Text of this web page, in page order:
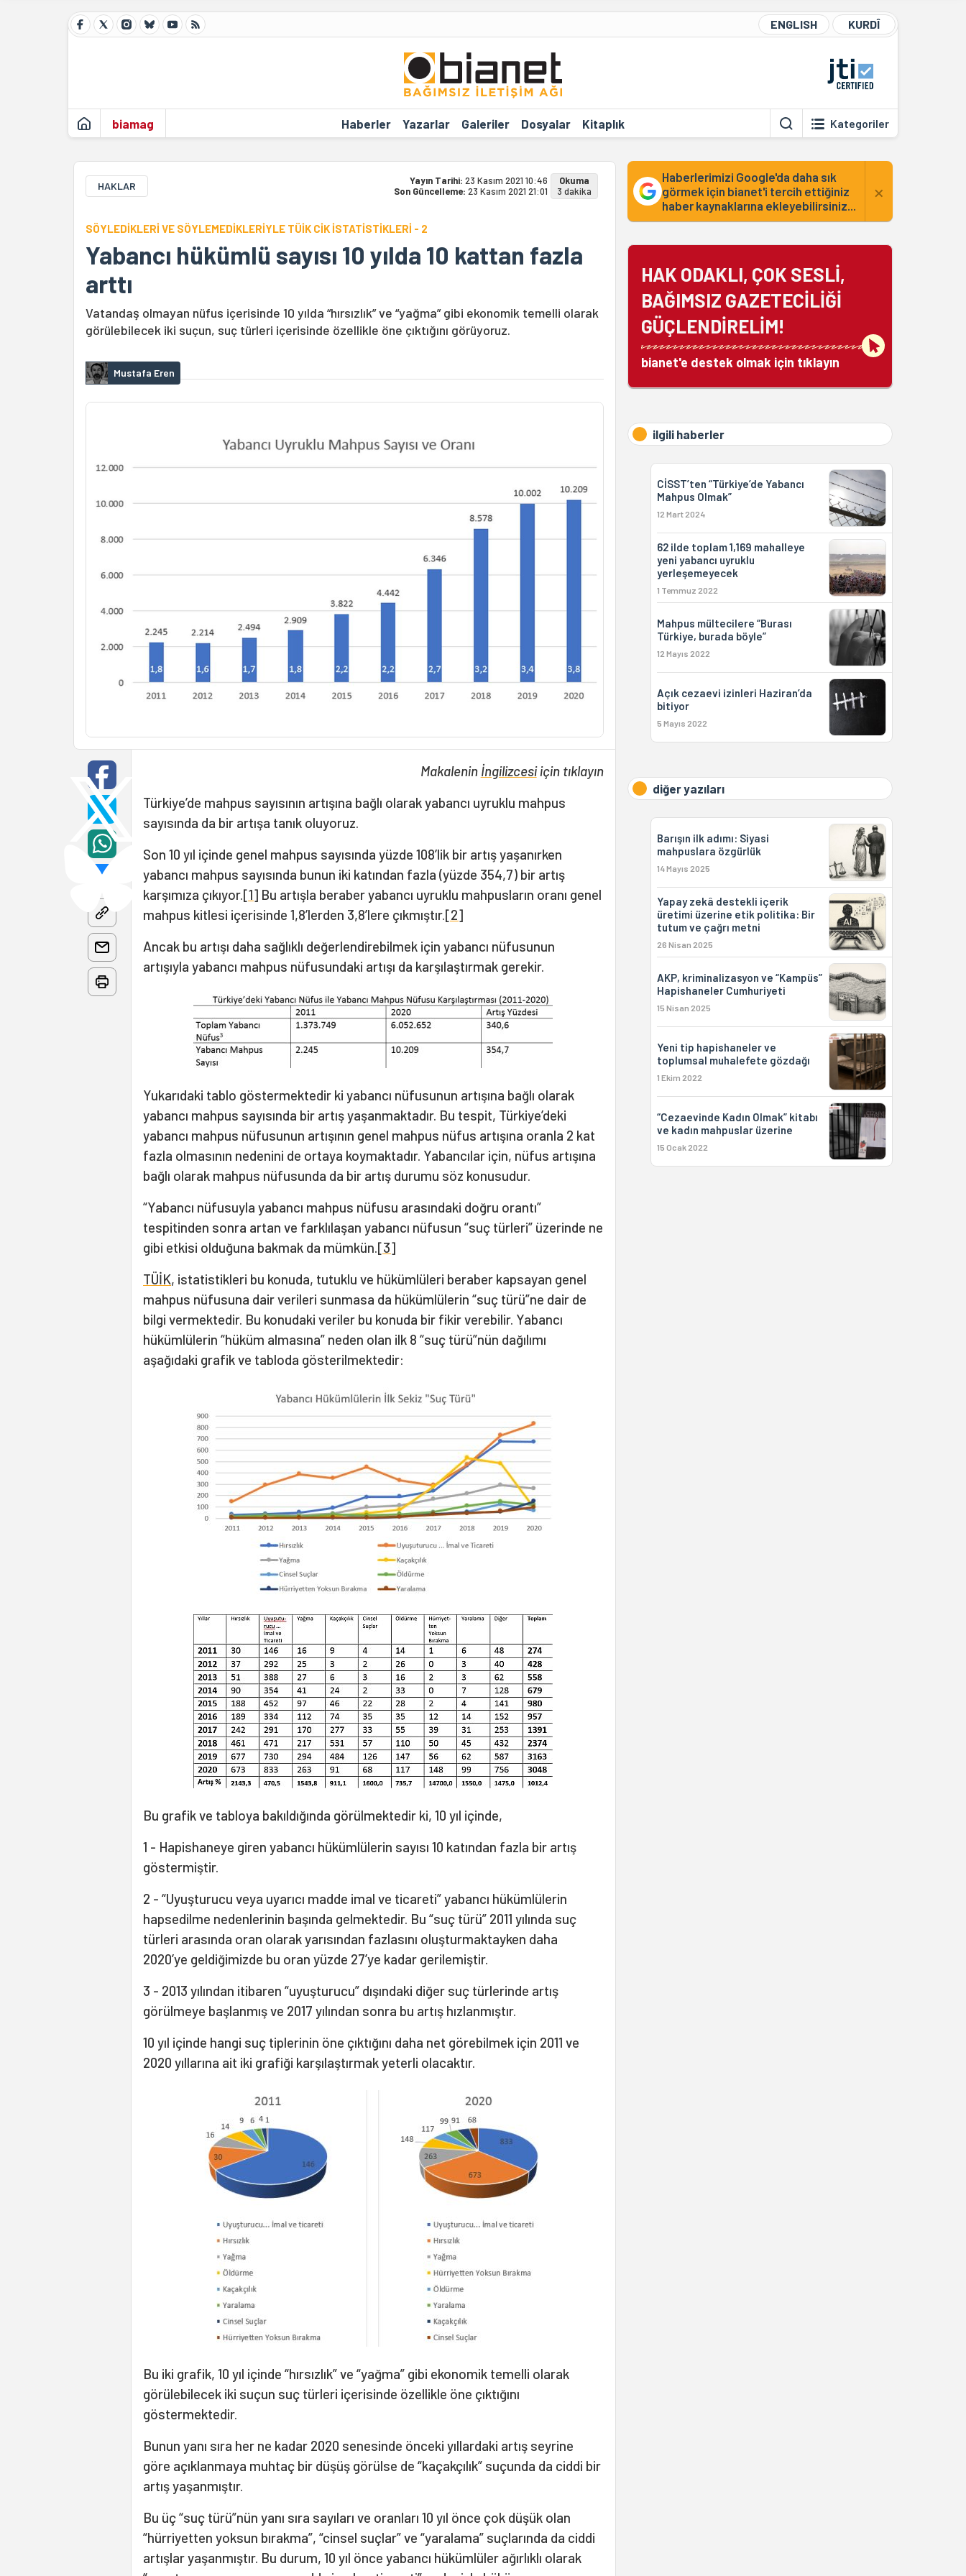
ENGLISH KURDÎ
biamag Haberler Yazarlar Galeriler Dosyalar Kitaplık Kategoriler
HAKLAR Yayın Tarihi: 23 Kasım 2021 10:46
Son Güncelleme: 23 Kasım 2021 21:01
Okuma
3 dakika
SÖYLEDİKLERİ VE SÖYLEMEDİKLERİYLE TÜİK CİK İSTATİSTİKLERİ - 2
Yabancı hükümlü sayısı 10 yılda 10 kattan fazla
arttı
Vatandaş olmayan nüfus içerisinde 10 yılda “hırsızlık” ve “yağma” gibi ekonomik temelli olarak
görülebilecek iki suçun, suç türleri içerisinde özellikle öne çıktığını görüyoruz.
Mustafa Eren
Makalenin İngilizcesiiçin tıklayın
Türkiye’de mahpus sayısının artışına bağlı olarak yabancı uyruklu mahpus
sayısında da bir artışa tanık oluyoruz.
Son 10 yıl içinde genel mahpus sayısında yüzde 108’lik bir artış yaşanırken
yabancı mahpus sayısında bunun iki katından fazla (yüzde 354,7) bir artış
karşımıza çıkıyor.[1] Bu artışla beraber yabancı uyruklu mahpusların oranı genel
mahpus kitlesi içerisinde 1,8’lerden 3,8’lere çıkmıştır.[2]
Ancak bu artışı daha sağlıklı değerlendirebilmek için yabancı nüfusunun
artışıyla yabancı mahpus nüfusundaki artışı da karşılaştırmak gerekir.
Yukarıdaki tablo göstermektedir ki yabancı nüfusunun artışına bağlı olarak
yabancı mahpus sayısında bir artış yaşanmaktadır. Bu tespit, Türkiye’deki
yabancı mahpus nüfusunun artışının genel mahpus nüfus artışına oranla 2 kat
fazla olmasının nedenini de ortaya koymaktadır. Yabancılar için, nüfus artışına
bağlı olarak mahpus nüfusunda da bir artış durumu söz konusudur.
“Yabancı nüfusuyla yabancı mahpus nüfusu arasındaki doğru orantı”
tespitinden sonra artan ve farklılaşan yabancı nüfusun “suç türleri” üzerinde ne
gibi etkisi olduğuna bakmak da mümkün.[3]
TÜİK, istatistikleri bu konuda, tutuklu ve hükümlüleri beraber kapsayan genel
mahpus nüfusuna dair verileri sunmasa da hükümlülerin “suç türü”ne dair de
bilgi vermektedir. Bu konudaki veriler bu konuda bir fikir verebilir. Yabancı
hükümlülerin “hüküm almasına” neden olan ilk 8 “suç türü”nün dağılımı
aşağıdaki grafik ve tabloda gösterilmektedir:
Bu grafik ve tabloya bakıldığında görülmektedir ki, 10 yıl içinde,
1 - Hapishaneye giren yabancı hükümlülerin sayısı 10 katından fazla bir artış
göstermiştir.
2 - “Uyuşturucu veya uyarıcı madde imal ve ticareti” yabancı hükümlülerin
hapsedilme nedenlerinin başında gelmektedir. Bu “suç türü” 2011 yılında suç
türleri arasında oran olarak yarısından fazlasını oluşturmaktayken daha
2020’ye geldiğimizde bu oran yüzde 27’ye kadar gerilemiştir.
3 - 2013 yılından itibaren “uyuşturucu” dışındaki diğer suç türlerinde artış
görülmeye başlanmış ve 2017 yılından sonra bu artış hızlanmıştır.
10 yıl içinde hangi suç tiplerinin öne çıktığını daha net görebilmek için 2011 ve
2020 yıllarına ait iki grafiği karşılaştırmak yeterli olacaktır.
Bu iki grafik, 10 yıl içinde “hırsızlık” ve “yağma” gibi ekonomik temelli olarak
görülebilecek iki suçun suç türleri içerisinde özellikle öne çıktığını
göstermektedir.
Bunun yanı sıra her ne kadar 2020 senesinde önceki yıllardaki artış seyrine
göre açıklanmaya muhtaç bir düşüş görülse de “kaçakçılık” suçunda da ciddi bir
artış yaşanmıştır.
Bu üç “suç türü”nün yanı sıra sayıları ve oranları 10 yıl önce çok düşük olan
“hürriyetten yoksun bırakma”, “cinsel suçlar” ve “yaralama” suçlarında da ciddi
artışlar yaşanmıştır. Bu durum, 10 yıl önce yabancı hükümlüler ağırlıklı olarak
Haberlerimizi Google'da daha sık
görmek için bianet'i tercih ettiğiniz
haber kaynaklarına ekleyebilirsiniz...
×
HAK ODAKLI, ÇOK SESLİ,
BAĞIMSIZ GAZETECİLİĞİ
GÜÇLENDİRELİM!
bianet'e destek olmak için tıklayın
ilgili haberler
CİSST’ten “Türkiye’de Yabancı
Mahpus Olmak”
12 Mart 2024
62 ilde toplam 1,169 mahalleye
yeni yabancı uyruklu
yerleşemeyecek
1 Temmuz 2022
Mahpus mültecilere “Burası
Türkiye, burada böyle”
12 Mayıs 2022
Açık cezaevi izinleri Haziran’da
bitiyor
5 Mayıs 2022
diğer yazıları
Barışın ilk adımı: Siyasi
mahpuslara özgürlük
14 Mayıs 2025
Yapay zekâ destekli içerik
üretimi üzerine etik politika: Bir
tutum ve çağrı metni
26 Nisan 2025
AKP, kriminalizasyon ve “Kampüs”
Hapishaneler Cumhuriyeti
15 Nisan 2025
Yeni tip hapishaneler ve
toplumsal muhalefete gözdağı
1 Ekim 2022
“Cezaevinde Kadın Olmak” kitabı
ve kadın mahpuslar üzerine
15 Ocak 2022